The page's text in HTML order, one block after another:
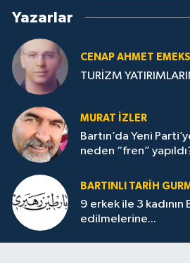
Yazarlar
CENAP AHMET
TURİZM
MURAT İZLER
Bartın’da Yeni
neden “fren”
BARTINLI TARIH
9 erkek ile 3 kadının
edilmelerine...